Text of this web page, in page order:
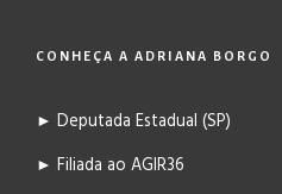
CONHEÇA A ADRIANA BORGO
► Deputada Estadual (SP)
► Filiada ao AGIR36